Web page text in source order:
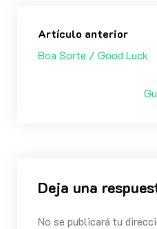
Artículo anterior
Boa Sorte / Good Luck
Deja una
No se publicará tu